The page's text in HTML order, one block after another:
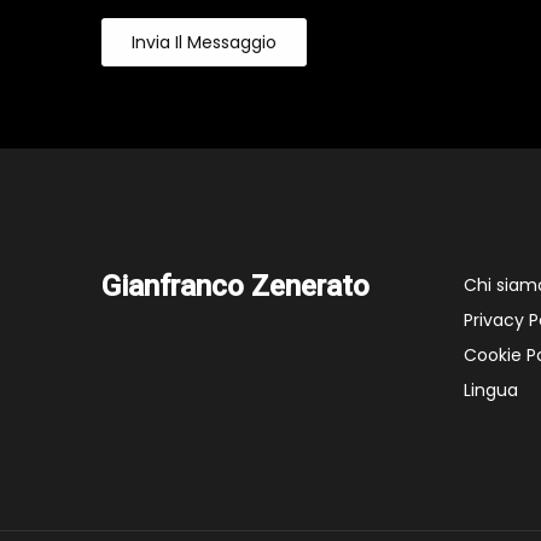
Invia Il Messaggio
Gianfranco Zenerato
Chi
Privacy
Cookie
Lingua